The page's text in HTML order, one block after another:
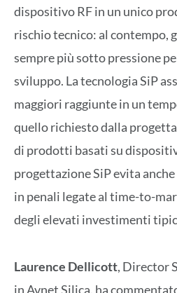
dispositivo RF in un unico
rischio tecnico: al contempo,
sempre più sotto pressione
sviluppo. La tecnologia SiP
maggiori raggiunte in un
quello richiesto dalla
di prodotti basati su
progettazione SiP evita
in penali legate al time-to-
degli elevati investimenti
Laurence Dellicott, Director
in Avnet Silica, ha